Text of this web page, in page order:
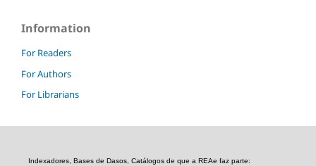
Information
For Readers
For Authors
For Librarians
Indexadores, Bases de Dasos, Catálogos de que a REAe faz parte: